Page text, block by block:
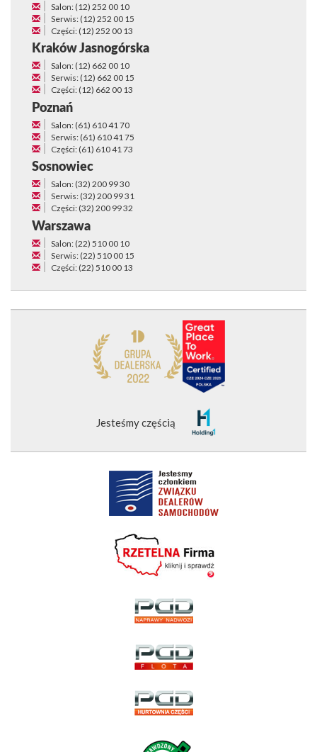
Salon: (12) 252 00 10
Serwis: (12) 252 00 15
Części: (12) 252 00 13
Kraków Jasnogórska
Salon: (12) 662 00 10
Serwis: (12) 662 00 15
Części: (12) 662 00 13
Poznań
Salon: (61) 610 41 70
Serwis: (61) 610 41 75
Części: (61) 610 41 73
Sosnowiec
Salon: (32) 200 99 30
Serwis: (32) 200 99 31
Części: (32) 200 99 32
Warszawa
Salon: (22) 510 00 10
Serwis: (22) 510 00 15
Części: (22) 510 00 13
Jesteśmy częścią